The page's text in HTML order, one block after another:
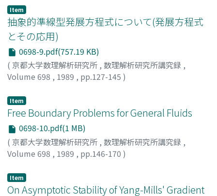
トシタカ
Item
抽象的準線型発展方程式について(発展方程式
とその応用)
0698-9.pdf(757.19 KB)
( 京都大学数理解析研究所 , 数理解析研究所講究録 ,
Volume 698 , 1989 , pp.127-145 )
Item
Free Boundary Problems for General Fluids
0698-10.pdf(1 MB)
( 京都大学数理解析研究所 , 数理解析研究所講究録 ,
Volume 698 , 1989 , pp.146-170 )
Item
On Asymptotic Stability of Yang-Mills' Gradient